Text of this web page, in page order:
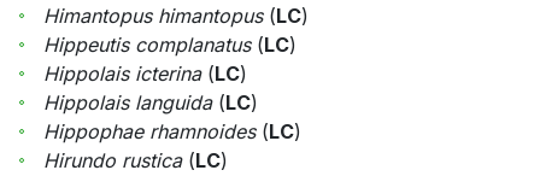
Himantopus himantopus(LC)
Hippeutis complanatus(LC)
Hippolais icterina(LC)
Hippolais languida(LC)
Hippophae rhamnoides(LC)
Hirundo rustica(LC)